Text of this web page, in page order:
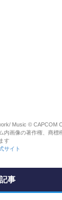
Music © CAPCOM
画像の著作権、商標
す
サイト
事